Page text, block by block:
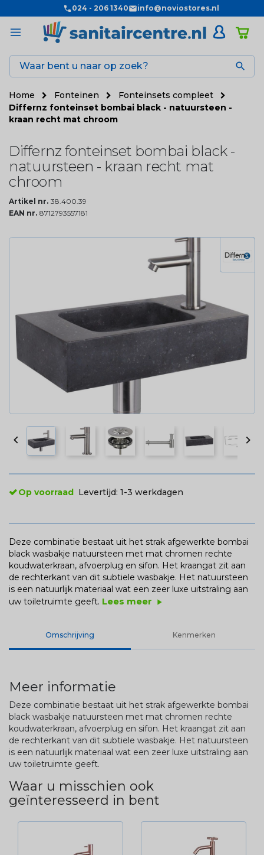
024 - 206 1340 info@noviostores.nl

Home Fonteinen
Fonteinsets compleet
Differnz fonteinset bombai black - natuursteen -
kraan recht mat chroom
Differnz fonteinset bombai black -
natuursteen - kraan recht mat
chroom
Artikel nr. 38.400.39
EAN nr. 8712793557181
 
Op voorraad Levertijd: 1-3 werkdagen
Deze combinatie bestaat uit het strak afgewerkte bombai
black wasbakje natuursteen met mat chromen rechte
koudwaterkraan, afvoerplug en sifon. Het kraangat zit aan
de rechterkant van dit subtiele wasbakje. Het natuursteen
is een natuurlijk materiaal wat een zeer luxe uitstraling aan
uw toiletruimte geeft. Lees meer play_arrow
Omschrijving Kenmerken
Meer informatie
Deze combinatie bestaat uit het strak afgewerkte bombai
black wasbakje natuursteen met mat chromen rechte
koudwaterkraan, afvoerplug en sifon. Het kraangat zit aan
de rechterkant van dit subtiele wasbakje. Het natuursteen
is een natuurlijk materiaal wat een zeer luxe uitstraling aan
uw toiletruimte geeft.
Waar u misschien ook
geïnteresseerd in bent